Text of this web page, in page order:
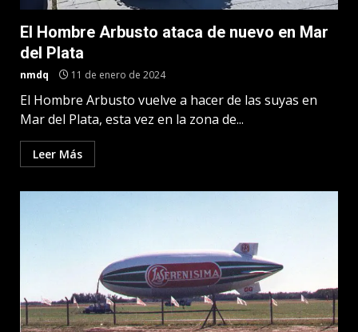
El Hombre Arbusto ataca de nuevo en Mar
del Plata
nmdq 11 de enero de 2024
El Hombre Arbusto vuelve a hacer de las suyas en
Mar del Plata, esta vez en la zona de...
Leer Más